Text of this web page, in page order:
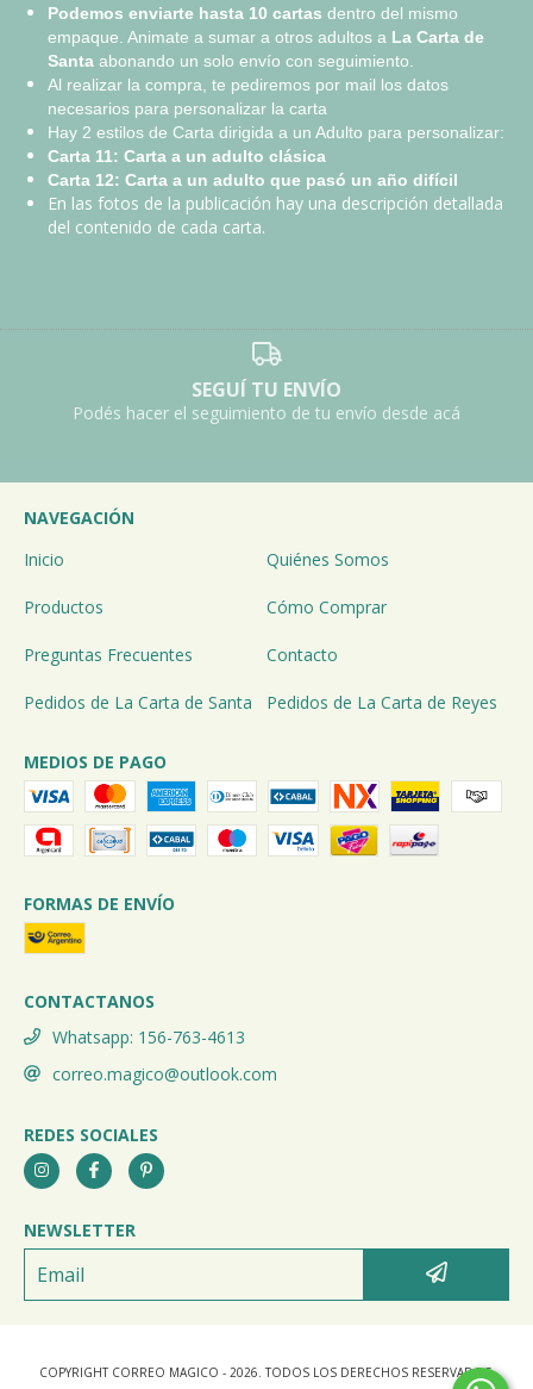
Podemos enviarte hasta 10 cartas dentro del mismo
empaque. Animate a sumar a otros adultos a La Carta de
Santa abonando un solo envío con seguimiento.
Al realizar la compra, te pediremos por mail los datos
necesarios para personalizar la carta
Hay 2 estilos de Carta dirigida a un Adulto para personalizar:​​
​Carta 11: Carta a un adulto clásica
Carta 12: Carta a un adulto que pasó un año difícil
En las fotos de la publicación hay una descripción detallada
del contenido de cada carta.
SEGUÍ TU ENVÍO
Podés hacer el seguimiento de tu envío desde acá
NAVEGACIÓN
Inicio
Quiénes Somos
Productos Cómo Comprar
Preguntas Frecuentes Contacto
Pedidos de La Carta de Santa Pedidos de La Carta de Reyes
MEDIOS DE PAGO
FORMAS DE ENVÍO
CONTACTANOS
Whatsapp: 156-763-4613
correo.magico@outlook.com
REDES SOCIALES
NEWSLETTER
COPYRIGHT CORREO MAGICO - 2026. TODOS LOS DERECHOS RESERVADOS.